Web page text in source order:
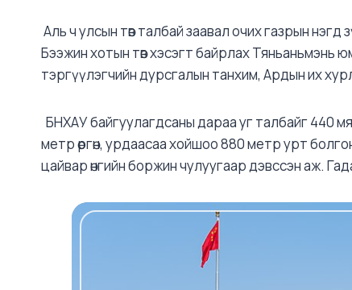
Аль ч улсын төв талбай заавал очих газрын
Бээжин хотын төв хэсэгт байрлах Тяньаньмэнь
тэргүүлэгчийн дурсгалын танхим, Ардын их
БНХАУ байгуулагдсаны дараа уг талбайг 440
метр өргөн, урдаасаа хойшоо 880 метр урт
цайвар өнгийн боржин чулуугаар дэвссэн аж.